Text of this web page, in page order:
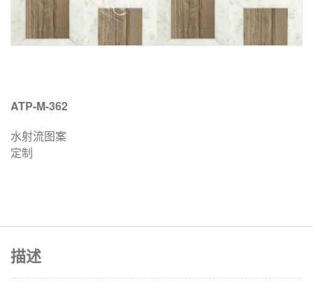
ATP-M-362
水射流图案
定制
描述